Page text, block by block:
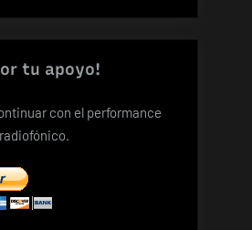
tu apoyo!
con el performance